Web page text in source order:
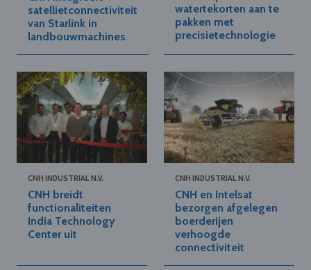
satellietconnectiviteit
van Starlink in
landbouwmachines
watertekorten aan te
pakken met
precisietechnologie
CNH INDUSTRIAL N.V.
CNH breidt
functionaliteiten
India Technology
Center uit
CNH INDUSTRIAL N.V.
CNH en Intelsat
bezorgen afgelegen
boerderijen
verhoogde
connectiviteit